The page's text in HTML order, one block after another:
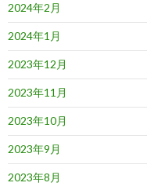
2024年2月
2024年1月
2023年12月
2023年11月
2023年10月
2023年9月
2023年8月